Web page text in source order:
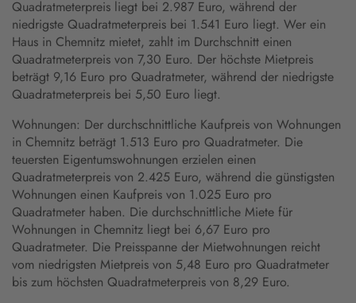
Quadratmeterpreis liegt bei 2.987 Euro, während der
niedrigste Quadratmeterpreis bei 1.541 Euro liegt. Wer ein
Haus in Chemnitz mietet, zahlt im Durchschnitt einen
Quadratmeterpreis von 7,30 Euro. Der höchste Mietpreis
beträgt 9,16 Euro pro Quadratmeter, während der niedrigste
Quadratmeterpreis bei 5,50 Euro liegt.
Wohnungen: Der durchschnittliche Kaufpreis von Wohnungen
in Chemnitz beträgt 1.513 Euro pro Quadratmeter. Die
teuersten Eigentumswohnungen erzielen einen
Quadratmeterpreis von 2.425 Euro, während die günstigsten
Wohnungen einen Kaufpreis von 1.025 Euro pro
Quadratmeter haben. Die durchschnittliche Miete für
Wohnungen in Chemnitz liegt bei 6,67 Euro pro
Quadratmeter. Die Preisspanne der Mietwohnungen reicht
vom niedrigsten Mietpreis von 5,48 Euro pro Quadratmeter
bis zum höchsten Quadratmeterpreis von 8,29 Euro.